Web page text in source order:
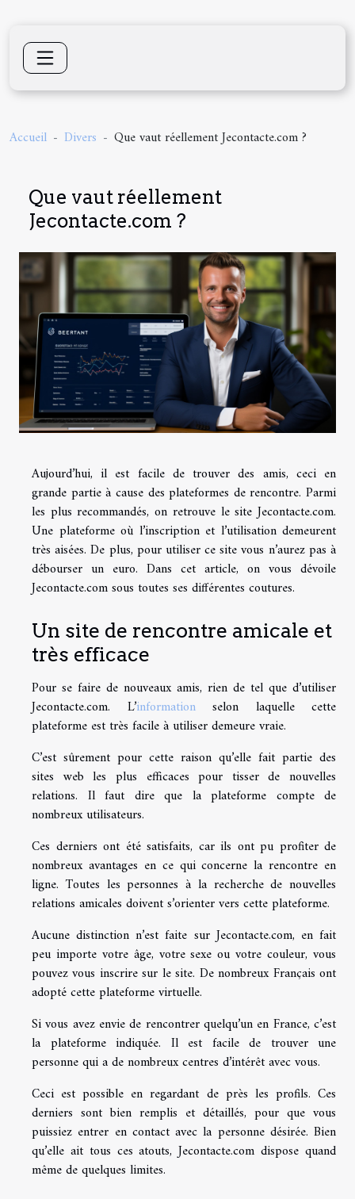
Accueil Divers Que vaut réellement Jecontacte.com ?
Que vaut réellement
Jecontacte.com ?
Aujourd’hui, il est facile de trouver des amis, ceci en
grande partie à cause des plateformes de rencontre. Parmi
les plus recommandés, on retrouve le site Jecontacte.com.
Une plateforme où l’inscription et l’utilisation demeurent
très aisées. De plus, pour utiliser ce site vous n’aurez pas à
débourser un euro. Dans cet article, on vous dévoile
Jecontacte.com sous toutes ses différentes coutures.
Un site de rencontre amicale et
très efficace
Pour se faire de nouveaux amis, rien de tel que d’utiliser
Jecontacte.com. L’informationselon laquelle cette
plateforme est très facile à utiliser demeure vraie.
C’est sûrement pour cette raison qu’elle fait partie des
sites web les plus efficaces pour tisser de nouvelles
relations. Il faut dire que la plateforme compte de
nombreux utilisateurs.
Ces derniers ont été satisfaits, car ils ont pu profiter de
nombreux avantages en ce qui concerne la rencontre en
ligne. Toutes les personnes à la recherche de nouvelles
relations amicales doivent s’orienter vers cette plateforme.
Aucune distinction n’est faite sur Jecontacte.com, en fait
peu importe votre âge, votre sexe ou votre couleur, vous
pouvez vous inscrire sur le site. De nombreux Français ont
adopté cette plateforme virtuelle.
Si vous avez envie de rencontrer quelqu’un en France, c’est
la plateforme indiquée. Il est facile de trouver une
personne qui a de nombreux centres d’intérêt avec vous.
Ceci est possible en regardant de près les profils. Ces
derniers sont bien remplis et détaillés, pour que vous
puissiez entrer en contact avec la personne désirée. Bien
qu’elle ait tous ces atouts, Jecontacte.com dispose quand
même de quelques limites.